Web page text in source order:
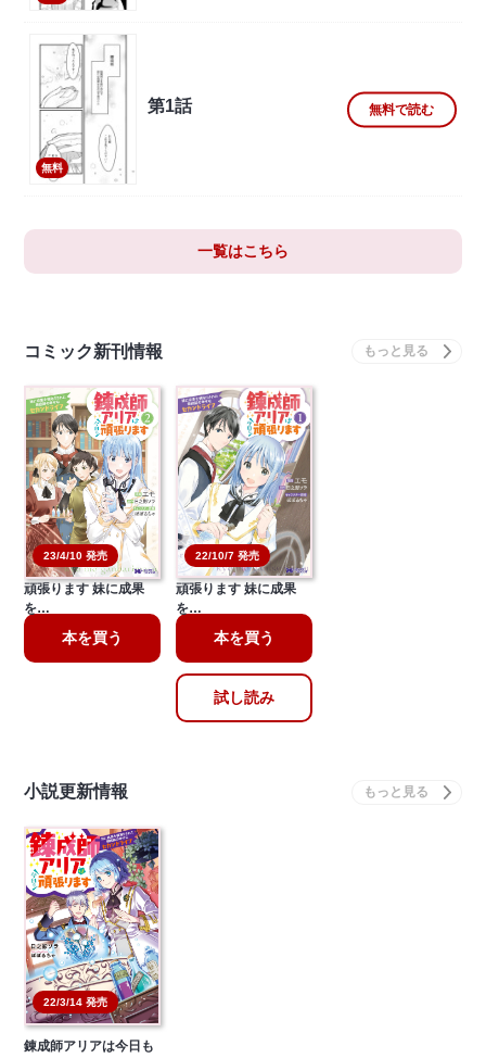
無料
第1話 無料で読む
一覧はこちら
コミック新刊情報
23/4/10 発売
錬成師アリアは今日も
頑張ります 妹に成果
を…
本を買う
22/10/7 発売
錬成師アリアは今日も
頑張ります 妹に成果
を…
本を買う
試し読み
小説更新情報
22/3/14 発売
錬成師アリアは今日も